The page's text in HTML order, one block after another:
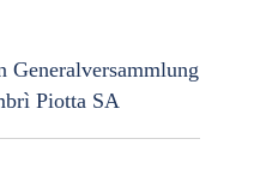
Generalversammlung
Piotta SA